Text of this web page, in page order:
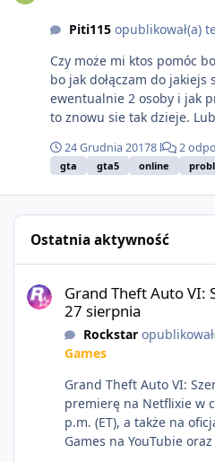
Piti115opublikował(a)
Czy może mi ktos pomóc
bo jak dołączam do jakiejs
ewentualnie 2 osoby i jak
to znowu sie tak dzieje.
sesji albo jakis inny błąd
dołączy to przeważnie
momentami np wyskakuje
serwerami i wyrzuca mnie
również ma problem żeby
24 Grudnia 20178 l 2
gta gta5 online
Ostatnia aktywność
Grand Theft Auto VI:
27 sierpnia
Rockstar
Games
Grand Theft Auto VI:
premierę na Netflixie w
p.m. (ET), a także na
Games na YouTubie